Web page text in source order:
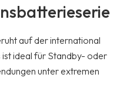
auf der international
ideal für Standby- oder
unter extremen